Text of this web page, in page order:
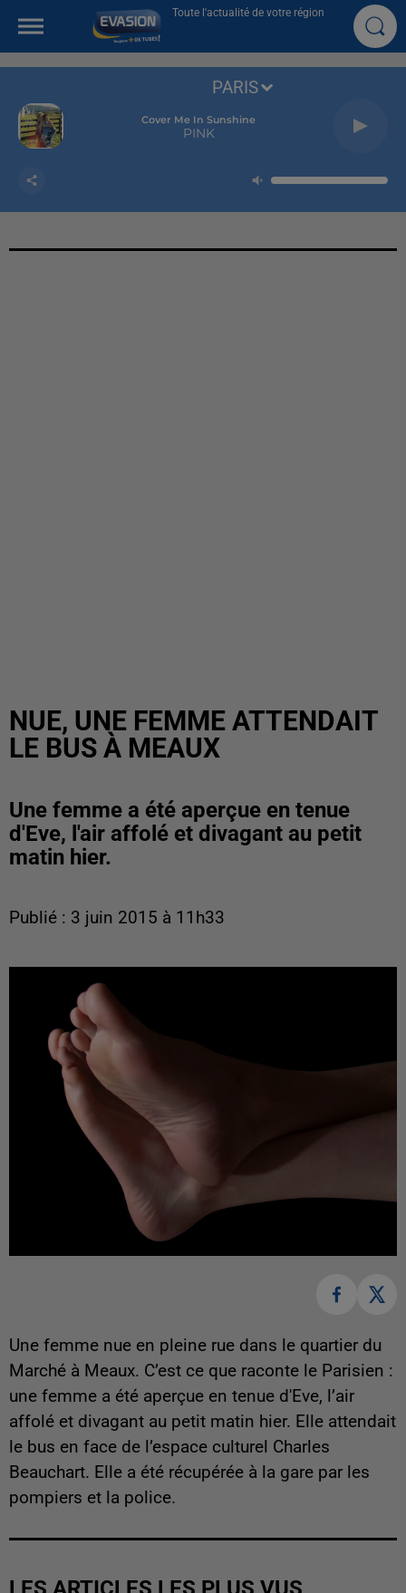
Toute l'actualité de votre région
Cover Me In Sunshine
PINK
PARIS
NUE, UNE FEMME ATTENDAIT
LE BUS À MEAUX
Une femme a été aperçue en tenue
d'Eve, l'air affolé et divagant au petit
matin hier.
Publié : 3 juin 2015 à 11h33
Une femme nue en pleine rue dans le quartier du
Marché à Meaux. C’est ce que raconte le Parisien :
une femme a été aperçue en tenue d'Eve, l’air
affolé et divagant au petit matin hier. Elle attendait
le bus en face de l’espace culturel Charles
Beauchart. Elle a été récupérée à la gare par les
pompiers et la police.